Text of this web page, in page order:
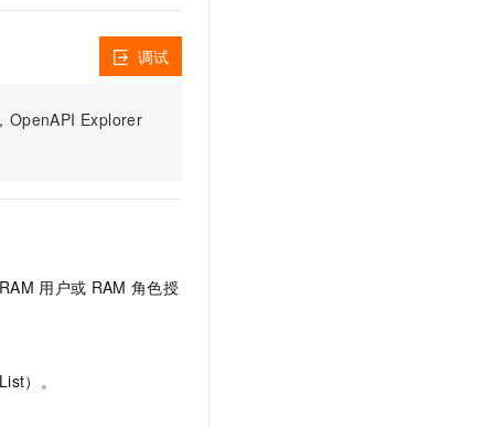
OpenAPI Explorer
调试
RAM 用户或 RAM 角色授
）。
能体编程平台
提取
识别商机，让客服更高效、服务更出色。